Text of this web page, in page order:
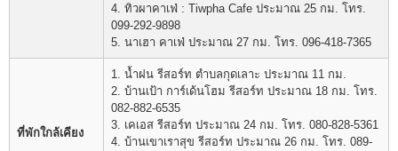
4. ทิวผาคาเฟ่ : Tiwpha Cafe ประมาณ 25 กม. โทร.
099-292-9898
5. นาเฮา คาเฟ่ ประมาณ 27 กม. โทร. 096-418-7365
ที่พักใกล้เคียง
1. น้ำฝน รีสอร์ท ตำบลกุดเลาะ ประมาณ 11 กม.
2. บ้านเป้า การ์เด้นโฮม รีสอร์ท ประมาณ 18 กม. โทร.
082-882-6535
3. เคเอส รีสอร์ท ประมาณ 24 กม. โทร. 080-828-5361
4. บ้านเขาเราสุข รีสอร์ท ประมาณ 26 กม. โทร. 089-